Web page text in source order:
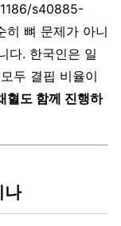
s40885-
뼈 문제가 아니
다. 한국인은 일
두 결핍 비율이
혈도 함께 진행하
나